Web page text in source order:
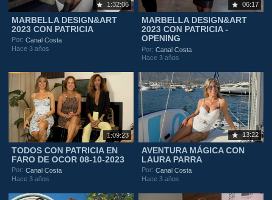
1:32:06
MARBELLA DESIGN&ART
2023 CON PATRICIA
Por:Canal Costa
Hace 3 años
06:17
MARBELLA DESIGN&ART
2023 CON PATRICIA -
OPENING
Por:Canal Costa
Hace 3 años
1:09:23
TODOS CON PATRICIA EN
FARO DE OCOR 08-10-2023
Por:Canal Costa
Hace 3 años
13:22
AVENTURA MÁGICA CON
LAURA PARRA
Por:Canal Costa
Hace 3 años